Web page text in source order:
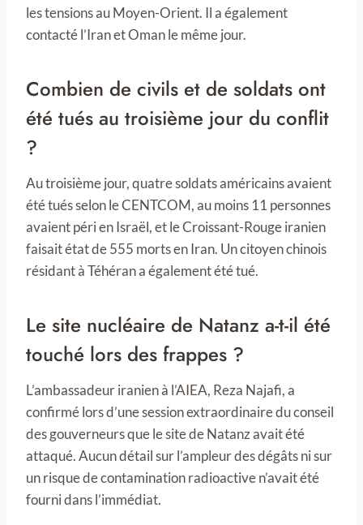
les tensions au Moyen-Orient. Il a également
contacté l’Iran et Oman le même jour.
Combien de civils et de soldats ont
été tués au troisième jour du conflit
?
Au troisième jour, quatre soldats américains avaient
été tués selon le CENTCOM, au moins 11 personnes
avaient péri en Israël, et le Croissant-Rouge iranien
faisait état de 555 morts en Iran. Un citoyen chinois
résidant à Téhéran a également été tué.
Le site nucléaire de Natanz a-t-il été
touché lors des frappes ?
L’ambassadeur iranien à l’AIEA, Reza Najafi, a
confirmé lors d’une session extraordinaire du conseil
des gouverneurs que le site de Natanz avait été
attaqué. Aucun détail sur l’ampleur des dégâts ni sur
un risque de contamination radioactive n’avait été
fourni dans l’immédiat.